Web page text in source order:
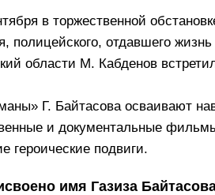
в торжественной
полицейского, отдавшего
области М. Кабденов
Г. Байтасова осваивают
и документальные
героические подвиги.
имя Газиза